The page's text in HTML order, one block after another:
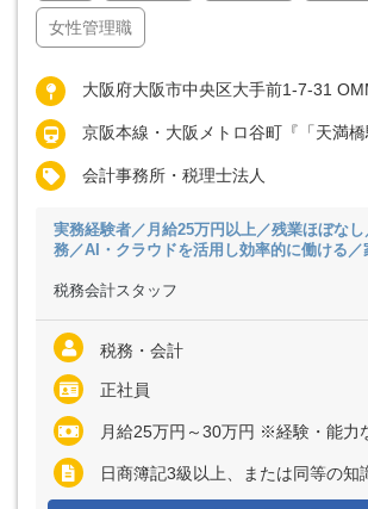
女性管理職
大阪府大阪市中央区大手前1-7-31
京阪本線・大阪メトロ谷町『「天満橋
会計事務所・税理士法人
実務経験者／月給25万円以上／残業ほぼな
務／AI・クラウドを活用し効率的に働ける／
税務会計スタッフ
税務・会計
正社員
月給25万円～30万円 ※経験・能力など考慮の上、決定いたします ※上記に固定残業代（月20時間分＝3万円～3
日商簿記3級以上、または同等の知